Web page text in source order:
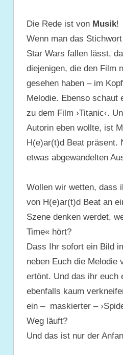
Die Rede ist von Musik!
Wenn man das
Star Wars fallen lässt,
diejenigen, die den Film
gesehen haben – im
Melodie. Ebenso schaut
zu dem Film ›Titanic‹.
Autorin eben wollte, ist
H(e)ar(t)d Beat präsent.
etwas abgewandelten
Wollen wir wetten, dass
von H(e)ar(t)d Beat an
Szene denken werdet,
Time« hört?
Dass Ihr sofort ein Bild
neben Euch die Melodie
ertönt. Und das ihr euch
ebenfalls kaum
ein – maskierter –
Weg läuft?
Und das ist nur der